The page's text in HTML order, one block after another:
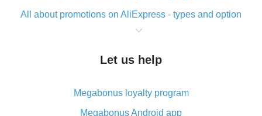
All about promotions on AliExpress - types and option
What is cash back when making purchases on
The best place to download cash back for AliExpress
What is the AliExpress cash back plugin and what are
its advantages
Let us help
Megabonus loyalty program
Megabonus Android app